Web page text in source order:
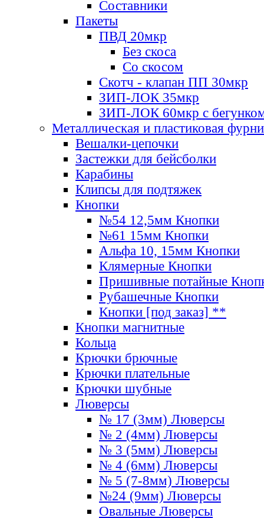
Составники
Пакеты
ПВД 20мкр
Без скоса
Со скосом
Скотч - клапан ПП 30мкр
ЗИП-ЛОК 35мкр
ЗИП-ЛОК 60мкр с
Металлическая и пластиковая
Вешалки-цепочки
Застежки для бейсболки
Карабины
Клипсы для подтяжек
Кнопки
№54 12,5мм Кнопки
№61 15мм Кнопки
Альфа 10, 15мм Кнопки
Клямерные Кнопки
Пришивные потайные
Рубашечные Кнопки
Кнопки [под заказ] **
Кнопки магнитные
Кольца
Крючки брючные
Крючки плательные
Крючки шубные
Люверсы
№ 17 (3мм) Люверсы
№ 2 (4мм) Люверсы
№ 3 (5мм) Люверсы
№ 4 (6мм) Люверсы
№ 5 (7-8мм) Люверсы
№24 (9мм) Люверсы
Овальные Люверсы